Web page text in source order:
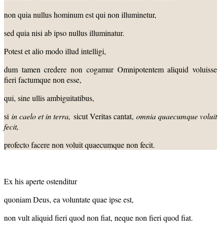
non quia nullus hominum est qui non illuminetur,
sed quia nisi ab ipso nullus illuminatur.
Potest et alio modo illud intelligi,
dum tamen credere non cogamur Omnipotentem aliquid voluisse
fieri factumque non esse,
qui, sine ullis ambiguitatibus,
siin caelo et in terra, sicut Veritas cantat, omnia quaecumque voluit
fecit,
profecto facere non voluit quaecumque non fecit.
Ex his aperte ostenditur
quoniam Deus, ea voluntate quae ipse est,
non vult aliquid fieri quod non fiat, neque non fieri quod fiat.